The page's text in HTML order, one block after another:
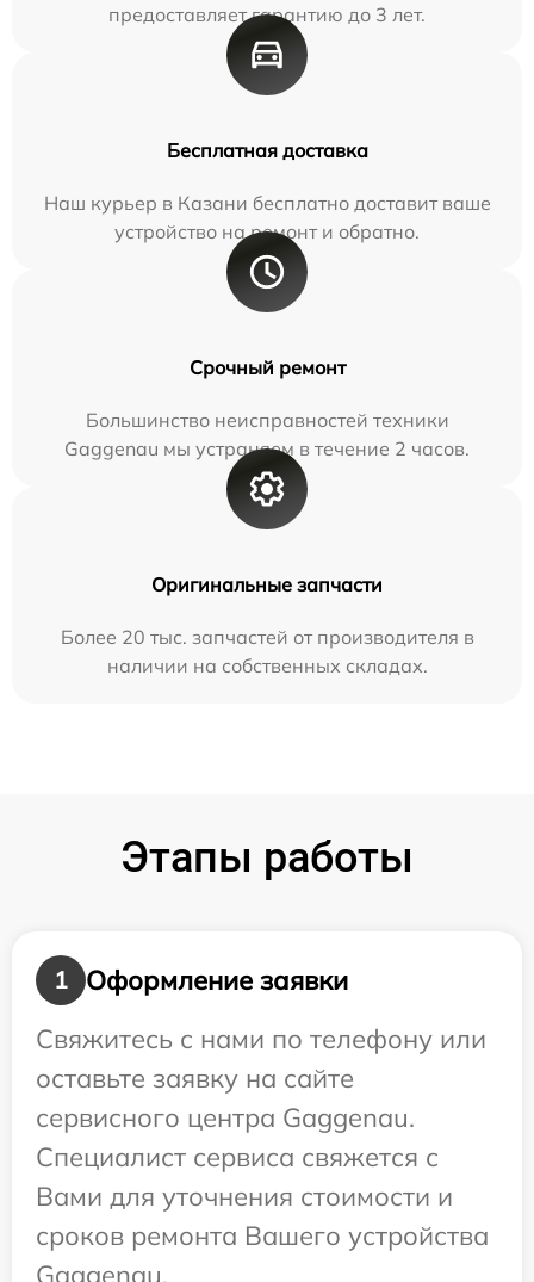
предоставляет гарантию до 3 лет.
Бесплатная доставка
Наш курьер в Казани бесплатно доставит ваше
устройство на ремонт и обратно.
Срочный ремонт
Большинство неисправностей техники
Gaggenau мы устраняем в течение 2 часов.
Оригинальные запчасти
Более 20 тыс. запчастей от производителя в
наличии на собственных складах.
Этапы работы
1
Оформление заявки
Свяжитесь с нами по телефону или
оставьте заявку на сайте
сервисного центра Gaggenau.
Специалист сервиса свяжется с
Вами для уточнения стоимости и
сроков ремонта Вашего устройства
Gaggenau.